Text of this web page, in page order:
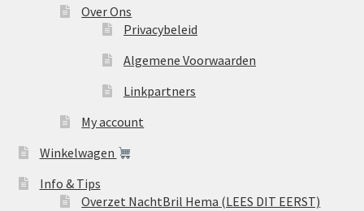
Over Ons
Privacybeleid
Algemene Voorwaarden
Linkpartners
My account
Winkelwagen
Info & Tips
Overzet NachtBril Hema (LEES DIT EERST)